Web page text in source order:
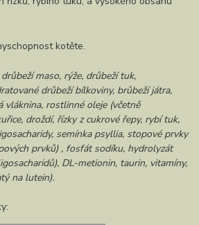
kotěte.
maso, rýže, drůbeží tuk,
drůbeží bílkoviny, brůbeží játra,
vláknina, rostlinné oleje (včetně
droždí, řízky z cukrové řepy, rybí tuk,
semínka psyllia, stopové prvky
prvků) , fosfát sodíku, hydrolyzát
DL-metionin, taurin, vitamíny,
na lutein).